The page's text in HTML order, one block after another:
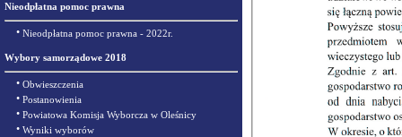
Nieodpłatna pomoc prawna
• Nieodpłatna pomoc prawna - 2022r.
Wybory samorządowe 2018
• Obwieszczenia
• Postanowienia
• Powiatowa Komisja Wyborcza w Oleśnicy
• Wyniki wyborów